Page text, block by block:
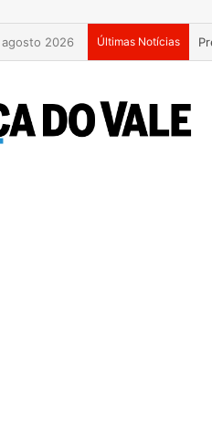
2026 Últimas Notícias